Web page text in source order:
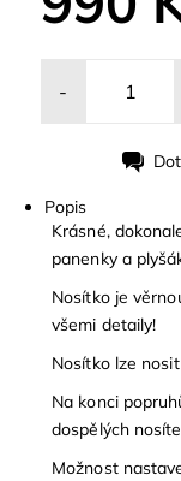
-
Popis
Krásné,
panenky a
Nosítko je
všemi detaily!
Nosítko lze
Na konci
dospělých
Možnost